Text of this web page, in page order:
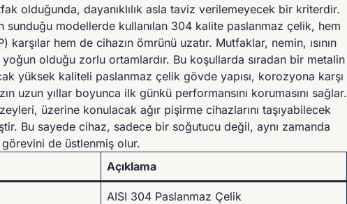
olduğunda, dayanıklılık asla taviz verilemeyecek bir kriterdir.
sunduğu modellerde kullanılan 304 kalite paslanmaz çelik, hem
karşılar hem de cihazın ömrünü uzatır. Mutfaklar, nemin, ısının
olduğu zorlu ortamlardır. Bu koşullarda sıradan bir metalin
yüksek kaliteli paslanmaz çelik gövde yapısı, korozyona karşı
uzun yıllar boyunca ilk günkü performansını korumasını sağlar.
üzerine konulacak ağır pişirme cihazlarını taşıyabilecek
Bu sayede cihaz, sadece bir soğutucu değil, aynı zamanda
görevini de üstlenmiş olur.
Açıklama
AISI 304 Paslanmaz Çelik